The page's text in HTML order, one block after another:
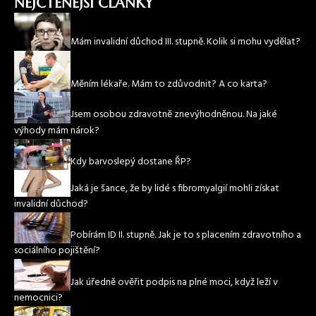
Mám invalidní důchod III. stupně. Kolik si mohu vydělat?
Měním lékaře. Mám to zdůvodnit? A co karta?
Jsem osobou zdravotně znevýhodněnou. Na jaké
výhody mám nárok?
Kdy barvoslepý dostane ŘP?
Jaká je šance, že by lidé s fibromyalgií mohli získat
invalidní důchod?
Pobírám ID II. stupně. Jak je to s placením zdravotního a
sociálního pojištění?
Jak úředně ověřit podpis na plné moci, když leží v
nemocnici?